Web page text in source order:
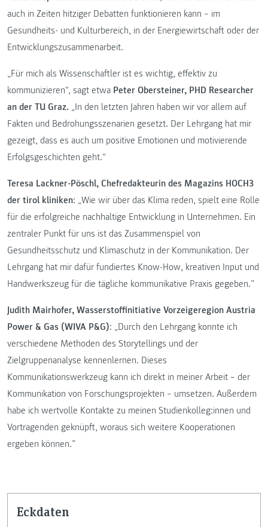
auch in Zeiten hitziger Debatten funktionieren kann – im
Gesundheits- und Kulturbereich, in der Energiewirtschaft oder der
Entwicklungszusammenarbeit.
„Für mich als Wissenschaftler ist es wichtig, effektiv zu
kommunizieren“, sagt etwa Peter Obersteiner, PHD Researcher
an der TU Graz. „In den letzten Jahren haben wir vor allem auf
Fakten und Bedrohungsszenarien gesetzt. Der Lehrgang hat mir
gezeigt, dass es auch um positive Emotionen und motivierende
Erfolgsgeschichten geht.“
Teresa Lackner-Pöschl, Chefredakteurin des Magazins HOCH3
der tirol kliniken: „Wie wir über das Klima reden, spielt eine Rolle
für die erfolgreiche nachhaltige Entwicklung in Unternehmen. Ein
zentraler Punkt für uns ist das Zusammenspiel von
Gesundheitsschutz und Klimaschutz in der Kommunikation. Der
Lehrgang hat mir dafür fundiertes Know-How, kreativen Input und
Handwerkszeug für die tägliche kommunikative Praxis gegeben.”
Judith Mairhofer, Wasserstoffinitiative Vorzeigeregion Austria
Power & Gas (WIVA P&G): „Durch den Lehrgang konnte ich
verschiedene Methoden des Storytellings und der
Zielgruppenanalyse kennenlernen. Dieses
Kommunikationswerkzeug kann ich direkt in meiner Arbeit – der
Kommunikation von Forschungsprojekten – umsetzen. Außerdem
habe ich wertvolle Kontakte zu meinen Studienkolleg:innen und
Vortragenden geknüpft, woraus sich weitere Kooperationen
ergeben können.”
Eckdaten